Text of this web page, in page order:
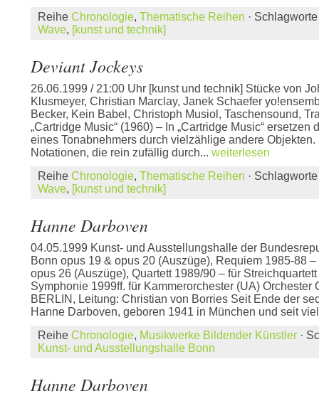
Reihe Chronologie, Thematische Reihen ·
Wave, [kunst und technik]
Deviant Jockeys
26.06.1999 / 21:00 Uhr [kunst und technik] Stücke von
Klusmeyer, Christian Marclay, Janek Schaefer
Becker, Kein Babel, Christoph Musiol, Taschensound,
„Cartridge Music“ (1960) – In „Cartridge Music“ ersetzen
eines Tonabnehmers durch vielzählige andere
Notationen, die rein zufällig durch... weiterlesen
Reihe Chronologie, Thematische Reihen ·
Wave, [kunst und technik]
Hanne Darboven
04.05.1999 Kunst- und Ausstellungshalle der
Bonn opus 19 & opus 20 (Auszüge), Requiem 1985-88
opus 26 (Auszüge), Quartett 1989/90 – für
Symphonie 1999ff. für Kammerorchester (UA) Orchester
BERLIN, Leitung: Christian von Borries Seit Ende der
Hanne Darboven, geboren 1941 in München und seit
Reihe Chronologie, Musikwerke Bildender Künstler ·
Kunst- und Ausstellungshalle Bonn
Hanne Darboven